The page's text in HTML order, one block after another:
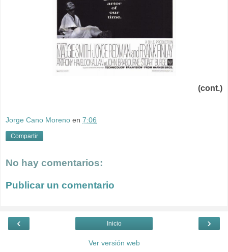
(cont.)
Jorge Cano Moreno en 7:06
Compartir
No hay comentarios:
Publicar un comentario
‹ ›
Inicio
Ver versión web